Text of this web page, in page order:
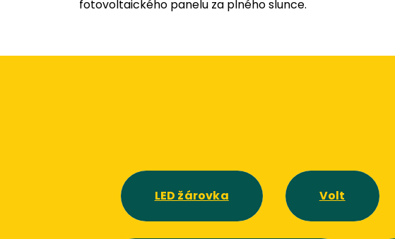
fotovoltaického panelu za plného slunce.
LED žárovka Volt